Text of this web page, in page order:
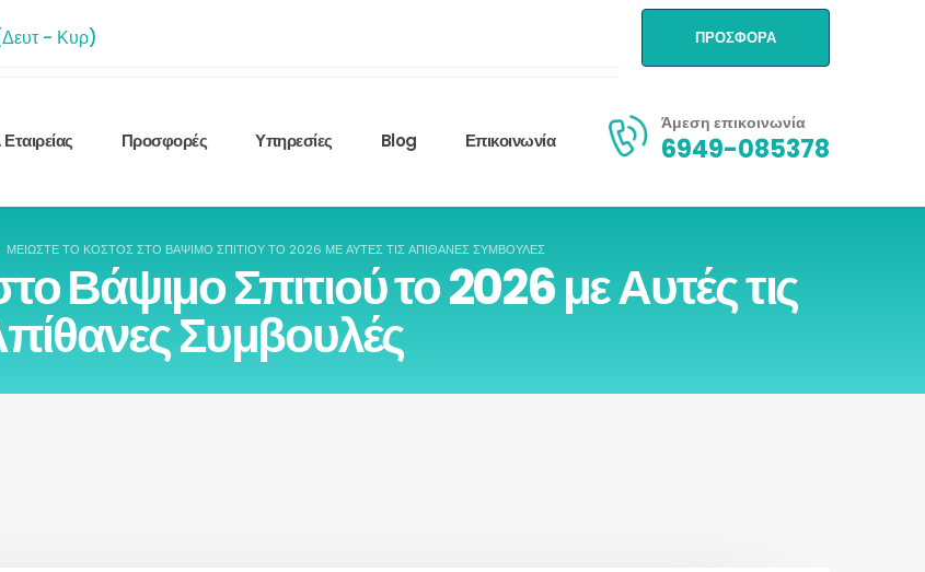
- Κυρ) ΠΡΟΣΦΟΡΑ
Προσφορές Υπηρεσίες Blog Επικοινωνία
Άμεση επικοινωνία
6949-085378
ΜΕΙΏΣΤΕ ΤΟ ΚΌΣΤΟΣ ΣΤΟ ΒΆΨΙΜΟ ΣΠΙΤΙΟΎ ΤΟ 2026 ΜΕ ΑΥΤΈΣ ΤΙΣ ΑΠΊΘΑΝΕΣ ΣΥΜΒΟΥΛΈΣ
Βάψιμο Σπιτιού το 2026 με Αυτές τις
Συμβουλές